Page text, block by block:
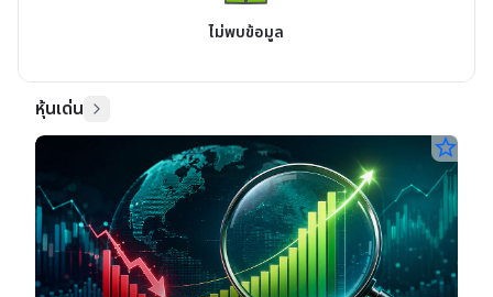
ไม่พบข้อมูล
หุ้นเด่น
star_border